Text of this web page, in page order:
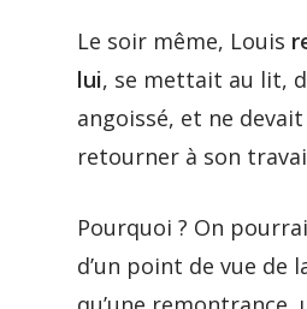
Le soir même, Louis
lui, se mettait au lit,
angoissé, et ne
retourner à son
Pourquoi ? On
d’un point de vue de